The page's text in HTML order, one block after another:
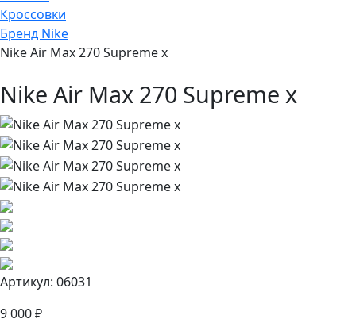
Кроссовки
Бренд Nike
Nike Air Max 270 Supreme x
Nike Air Max 270 Supreme x
Артикул: 06031
9 000 ₽